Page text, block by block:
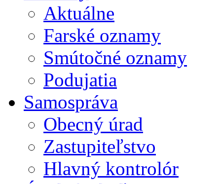
Aktuálne
Farské oznamy
Smútočné oznamy
Podujatia
Samospráva
Obecný úrad
Zastupiteľstvo
Hlavný kontrolór